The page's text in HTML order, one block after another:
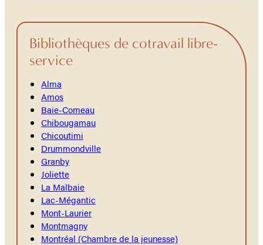
Bibliothèques de cotravail libre-
service
Alma
Amos
Baie-Comeau
Chibougamau
Chicoutimi
Drummondville
Granby
Joliette
La Malbaie
Lac-Mégantic
Mont-Laurier
Montmagny
Montréal (Chambre de la jeunesse)